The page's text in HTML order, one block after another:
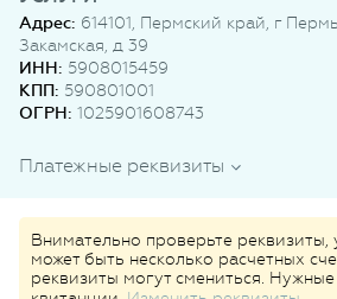
Адрес: 614101, Пермский край, г
Закамская, д 39
ИНН: 5908015459
КПП: 590801001
ОГРН: 1025901608743
Платежные реквизиты
Внимательно проверьте реквизиты,
может быть несколько расчетных
реквизиты могут смениться.